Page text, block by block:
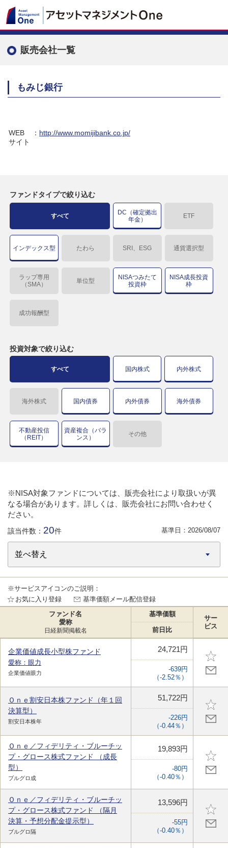
販売会社一覧
もみじ銀行
WEB
サイト
： http://www.momijibank.co.jp/
ファンドタイプで絞り込む
すべて
DC（確定拠出
年金）
ETF
インデックス型 たわら SRI、ESG 通貨選択型
ラップ専用
（SMA）
単位型
NISAつみたて
投資枠
NISA成長投資
枠
成功報酬型
投資対象で絞り込む
すべて 国内株式 内外株式
海外株式 国内債券 内外債券 海外債券
不動産投信
（REIT）
資産複合（バラ
ンス）
その他
※NISA対象ファンドについては、販売会社により取扱いが異
なる場合があります。詳しくは、販売会社にお問い合わせく
ださい。
該当件数： 20件 基準日： 2026/08/07
※サービスアイコンのご説明：
お気に入り登録
基準価額メール配信登録
ファンド名
愛称
日経新聞掲載名
基準価額
サー
ビス
前日比
企業価値成長小型株ファンド
愛称：眼力
企業価値眼力
24,721円
-639円
（-2.52％）
Ｏｎｅ割安日本株ファンド（年１回
決算型）
割安日本株年
51,722円
-226円
（-0.44％）
Ｏｎｅ／フィデリティ・ブルーチッ
プ・グロース株式ファンド （成長
型）
ブルグロ成
19,893円
-80円
（-0.40％）
Ｏｎｅ／フィデリティ・ブルーチッ
プ・グロース株式ファンド （隔月
決算・予想分配金提示型）
ブルグロ隔
13,596円
-55円
（-0.40％）